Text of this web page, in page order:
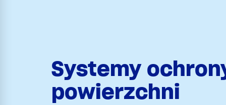
Systemy
powierzchni